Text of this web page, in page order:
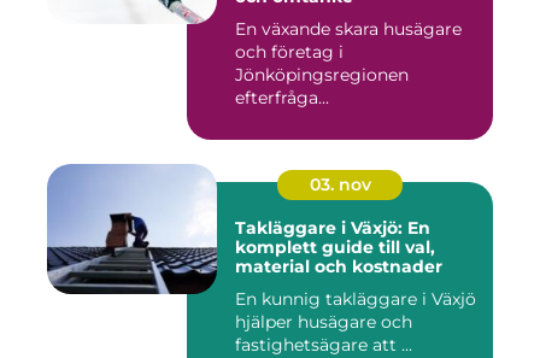
En växande skara husägare
och företag i
Jönköpingsregionen
efterfråga...
03. nov
Takläggare i Växjö: En
komplett guide till val,
material och kostnader
En kunnig takläggare i Växjö
hjälper husägare och
fastighetsägare att ...